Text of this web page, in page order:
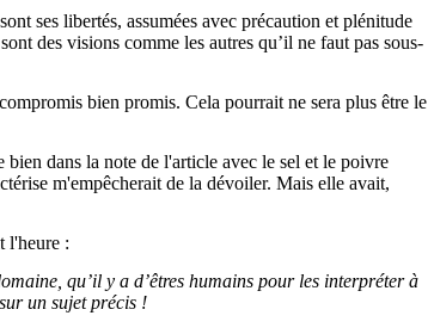
ses libertés, assumées avec précaution et plénitude
des visions comme les autres qu’il ne faut pas sous-
bien promis. Cela pourrait ne sera plus être le
dans la note de l'article avec le sel et le poivre
m'empêcherait de la dévoiler. Mais elle avait,
l'heure :
qu’il y a d’êtres humains pour les interpréter à
un sujet précis !